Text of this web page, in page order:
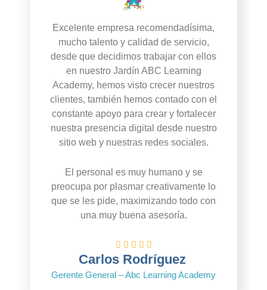
Excelente empresa recomendadísima,
mucho talento y calidad de servicio,
desde que decidimos trabajar con ellos
en nuestro Jardín ABC Learning
Academy, hemos visto crecer nuestros
clientes, también hemos contado con el
constante apoyo para crear y fortalecer
nuestra presencia digital desde nuestro
sitio web y nuestras redes sociales.
El personal es muy humano y se
preocupa por plasmar creativamente lo
que se les pide, maximizando todo con
una muy buena asesoría.
Carlos Rodríguez
Gerente General – Abc Learning Academy